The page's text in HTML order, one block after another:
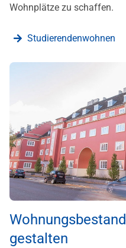
Wohnplätze zu schaffen.
Studierendenwohnen
gestalten